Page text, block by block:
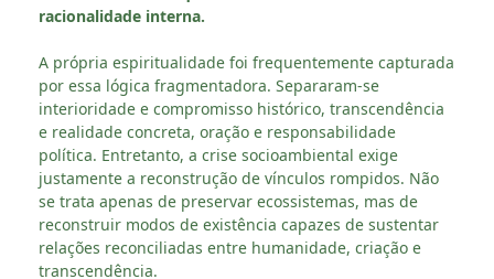
racionalidade interna.
A própria espiritualidade foi frequentemente capturada
por essa lógica fragmentadora. Separaram-se
interioridade e compromisso histórico, transcendência
e realidade concreta, oração e responsabilidade
política. Entretanto, a crise socioambiental exige
justamente a reconstrução de vínculos rompidos. Não
se trata apenas de preservar ecossistemas, mas de
reconstruir modos de existência capazes de sustentar
relações reconciliadas entre humanidade, criação e
transcendência.